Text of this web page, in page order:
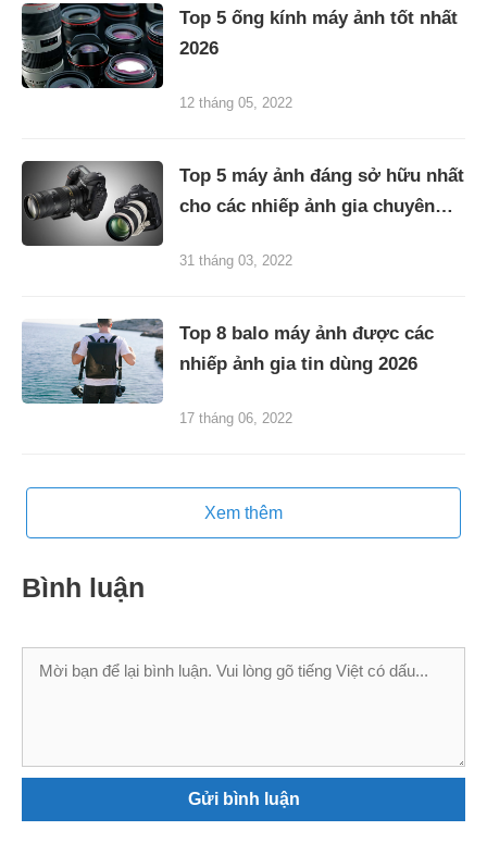
Top 5 ống kính máy ảnh tốt nhất
2026
12 tháng 05, 2022
Top 5 máy ảnh đáng sở hữu nhất
cho các nhiếp ảnh gia chuyên
31 tháng 03, 2022
Top 8 balo máy ảnh được các
nhiếp ảnh gia tin dùng 2026
17 tháng 06, 2022
Xem thêm
Bình luận
Bình